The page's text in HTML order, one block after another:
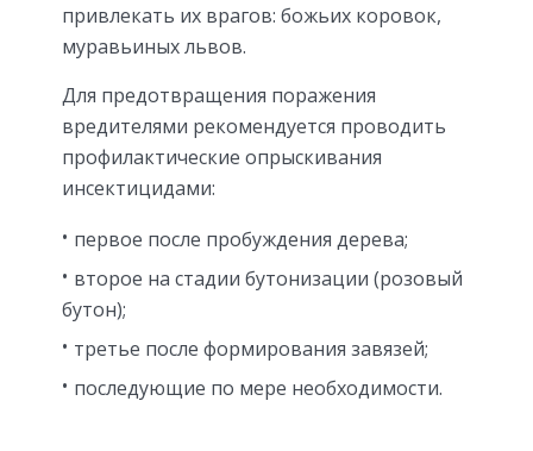
привлекать их врагов: божьих коровок,
муравьиных львов.
Для предотвращения поражения
вредителями рекомендуется проводить
профилактические опрыскивания
инсектицидами:
первое после пробуждения дерева;
второе на стадии бутонизации (розовый
бутон);
третье после формирования завязей;
последующие по мере необходимости.